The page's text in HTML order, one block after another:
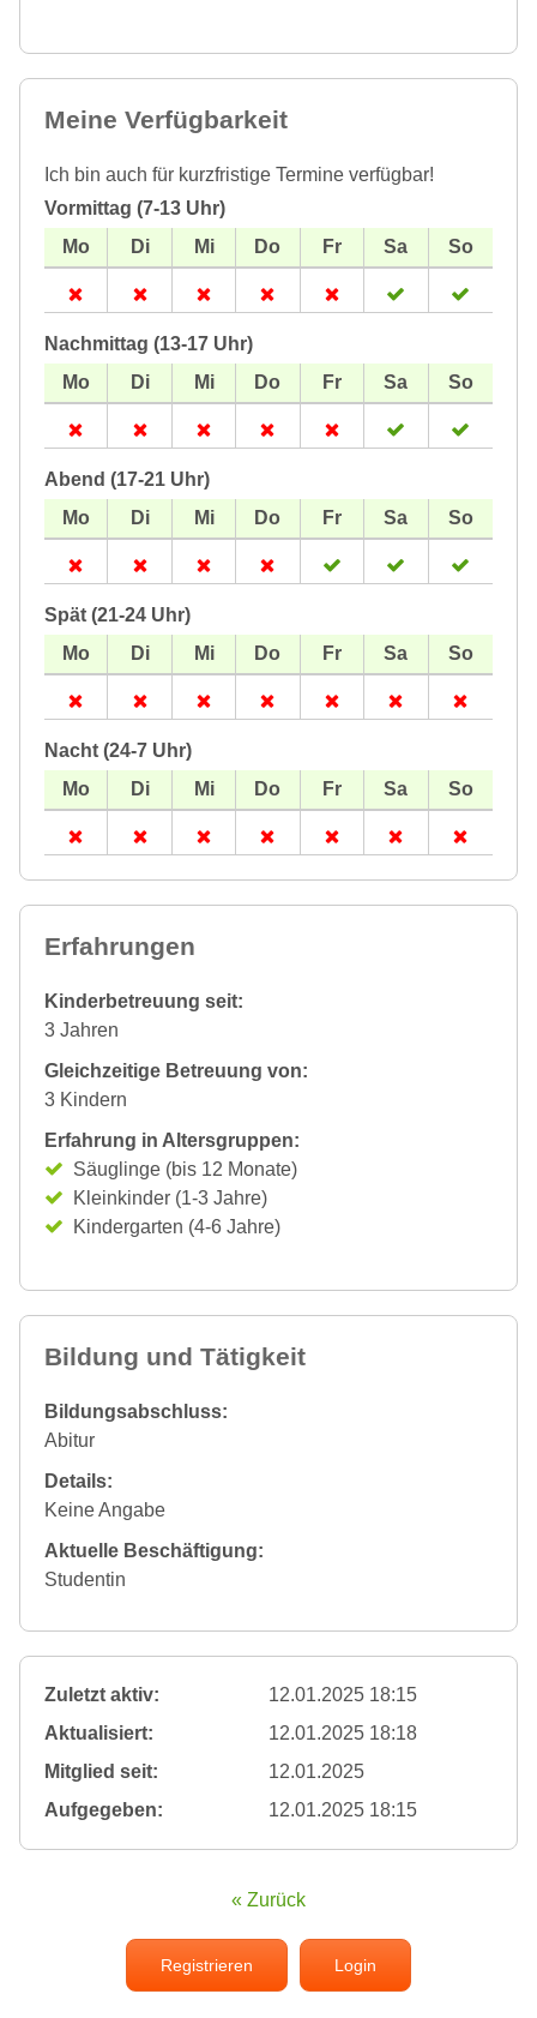
Meine Verfügbarkeit
Ich bin auch für kurzfristige Termine verfügbar!
Vormittag (7-13 Uhr)
Nachmittag (13-17 Uhr)
Abend (17-21 Uhr)
Spät (21-24 Uhr)
Nacht (24-7 Uhr)
Erfahrungen
Kinderbetreuung seit:
3 Jahren
Gleichzeitige Betreuung von:
3 Kindern
Erfahrung in Altersgruppen:
Säuglinge (bis 12 Monate)
Kleinkinder (1-3 Jahre)
Kindergarten (4-6 Jahre)
Bildung und Tätigkeit
Bildungsabschluss:
Abitur
Details:
Keine Angabe
Aktuelle Beschäftigung:
Studentin
Zuletzt aktiv:
12.01.2025 18:15
Aktualisiert:
12.01.2025 18:18
Mitglied seit:
12.01.2025
Aufgegeben:
12.01.2025 18:15
« Zurück
Registrieren Login